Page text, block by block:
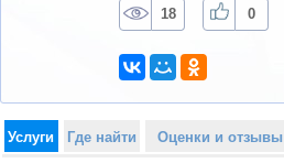
18 0
Услуги Где найти Оценки и отзывы